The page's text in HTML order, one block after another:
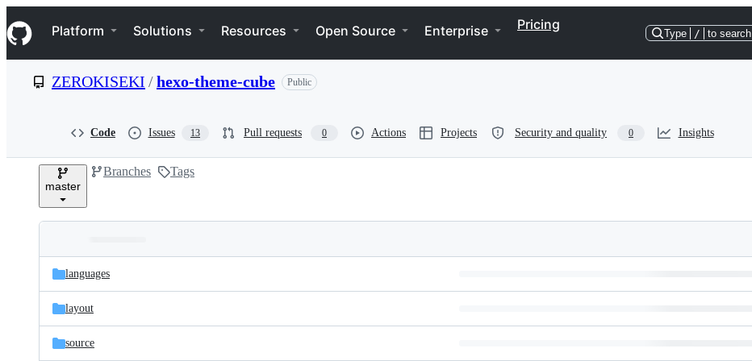
k
i
p
e
Navigation Menu
Platform Solutions Resources Open Source Enterprise Pricing
Type / to search
ZEROKISEKI /hexo-theme-cube Public
Code Issues 13 Pull requests 0 Actions Projects Security and quality 0 Insights
master
Branches Tags
and
files
Latest
commit
languages
layout
source